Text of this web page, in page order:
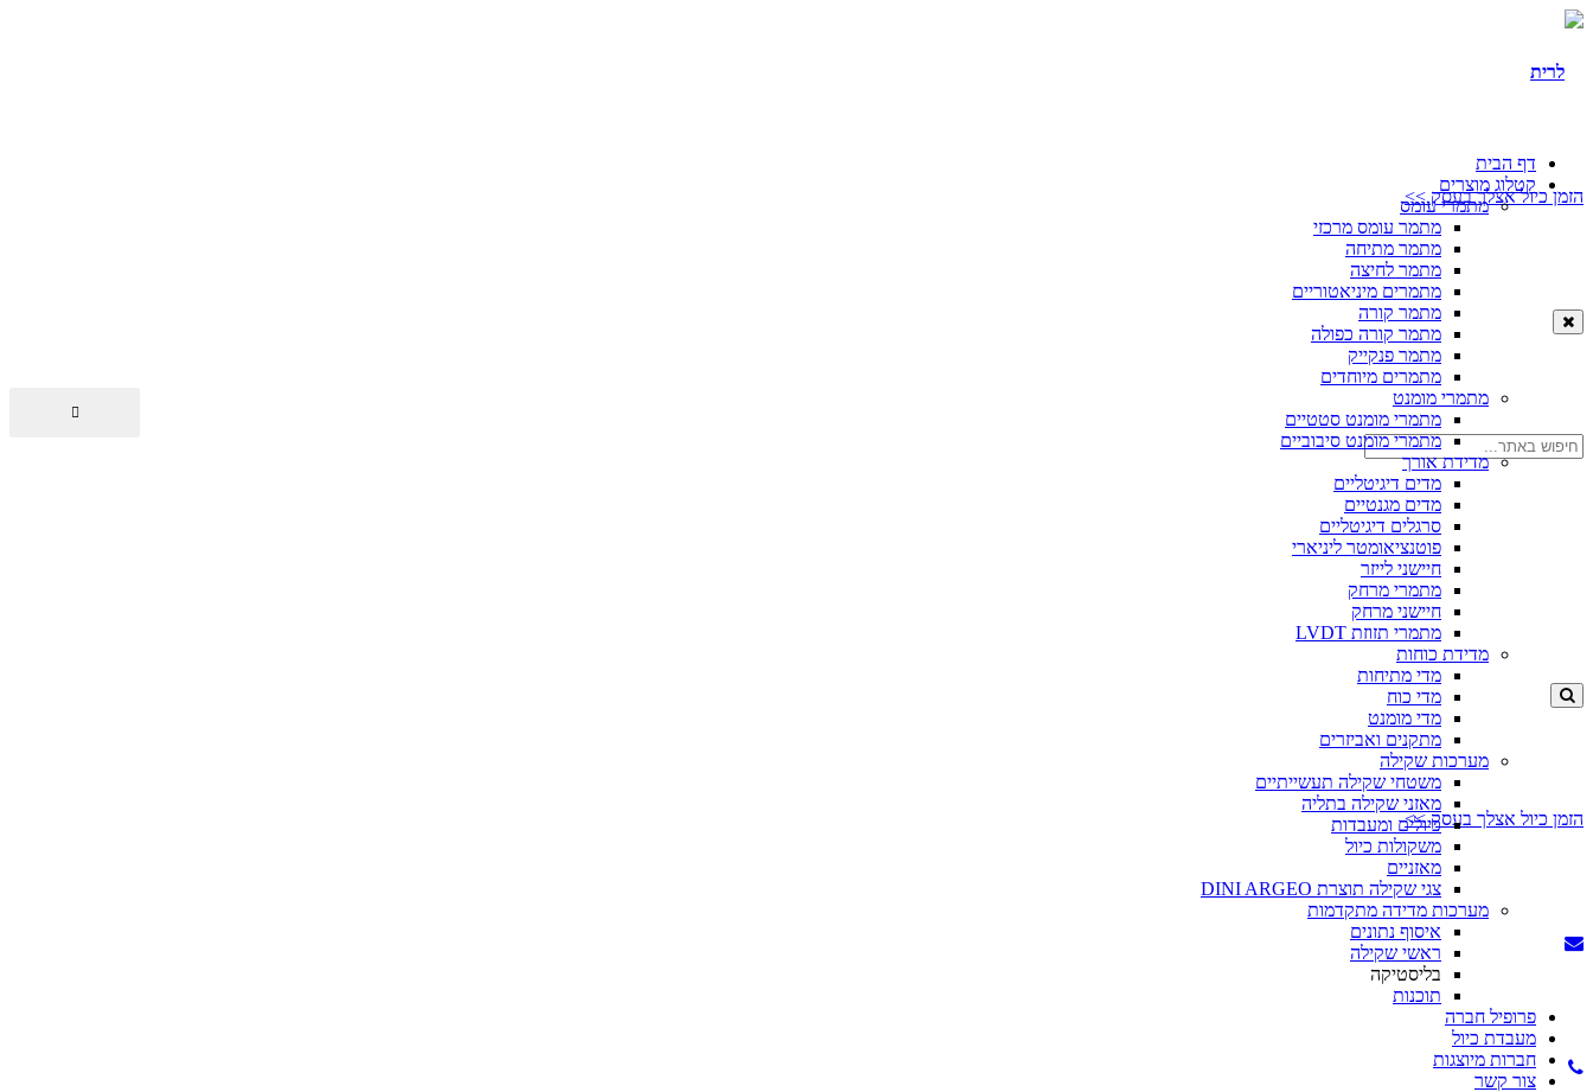
הזמן כיול אצלך בעסק >>
הזמן כיול אצלך בעסק >>
דף הבית
קטלוג מוצרים
מתמרי עומס
מתמר עומס מרכזי
מתמר מתיחה
מתמר לחיצה
מתמרים מיניאטוריים
מתמר קורה
מתמר קורה כפולה
מתמר פנקייק
מתמרים מיוחדים
מתמרי מומנט
מתמרי מומנט סטטיים
מתמרי מומנט סיבוביים
מדידת אורך
מדים דיגיטליים
מדים מגנטיים
סרגלים דיגיטליים
פוטנציאומטר ליניארי
חיישני לייזר
מתמרי מרחק
חיישני מרחק
מתמרי תזוזת LVDT
מדידת כוחות
מדי מתיחות
מדי כוח
מדי מומנט
מתקנים ואביזרים
מערכות שקילה
משטחי שקילה תעשייתיים
מאזני שקילה בתליה
כיולים ומעבדות
משקולות כיול
מאזניים
צגי שקילה תוצרת DINI ARGEO
מערכות מדידה מתקדמות
איסוף נתונים
ראשי שקילה
בליסטיקה
תוכנות
פרופיל חברה
מעבדת כיול
חברות מיוצגות
צור קשר